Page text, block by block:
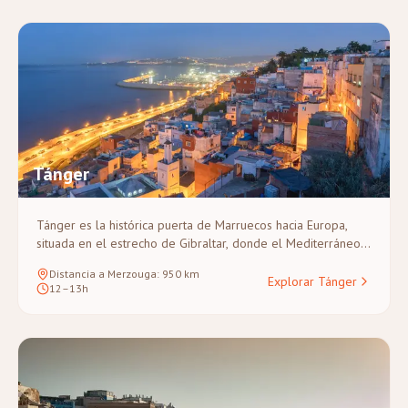
Tánger
Tánger es la histórica puerta de Marruecos hacia Europa,
situada en el estrecho de Gibraltar, donde el Mediterráneo
bohemio que inspiró a escritores y artistas, Tánger cuenta
con una medina recién restaurada, una Kasbah encalada de
pintoresco punto de partida para grandes circuitos hacia el
Distancia a Merzouga: 950km
12–13h
Explorar Tánger